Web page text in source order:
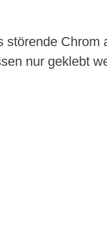
Chrom
nur geklebt